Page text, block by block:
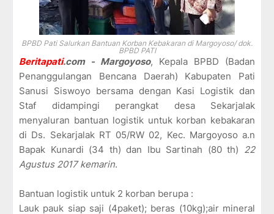
BPBD Pati Salurkan Bantuan Korban Kebakaran di Margoyoso/ dok.
BPBD PATI
Beritapati.com - Margoyoso, Kepala BPBD (Badan
Penanggulangan Bencana Daerah) Kabupaten Pati
Sanusi Siswoyo bersama dengan Kasi Logistik dan
Staf didampingi perangkat desa Sekarjalak
menyaluran bantuan logistik untuk korban kebakaran
di Ds. Sekarjalak RT 05/RW 02, Kec. Margoyoso a.n
Bapak Kunardi (34 th) dan Ibu Sartinah (80 th) 22
Agustus 2017 kemarin.
Bantuan logistik untuk 2 korban berupa :
Lauk pauk siap saji (4paket); beras (10kg);air mineral